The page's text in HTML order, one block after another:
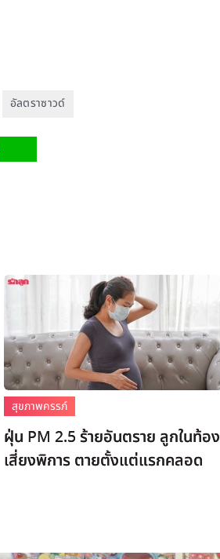
อัลตราซาวด์
สุขภาพครรภ์
ฝุ่น PM 2.5 ร้ายอันตราย ลูกในท้อง
เสี่ยงพิการ ตายตั้งแต่แรกคลอด